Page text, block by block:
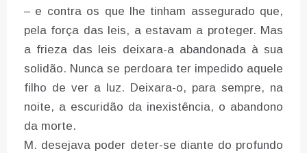
– e contra os que lhe tinham assegurado que,
pela força das leis, a estavam a proteger. Mas
a frieza das leis deixara-a abandonada à sua
solidão. Nunca se perdoara ter impedido aquele
filho de ver a luz. Deixara-o, para sempre, na
noite, a escuridão da inexistência, o abandono
da morte.
M. desejava poder deter-se diante do profundo